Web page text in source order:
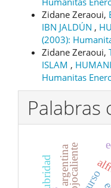
Zidane Zeraoui,
IBN JALDÚN ,
(2003):
Zidane Zeraoui,
ISLAM ,
Humanitas
Palabras
ojocaliente